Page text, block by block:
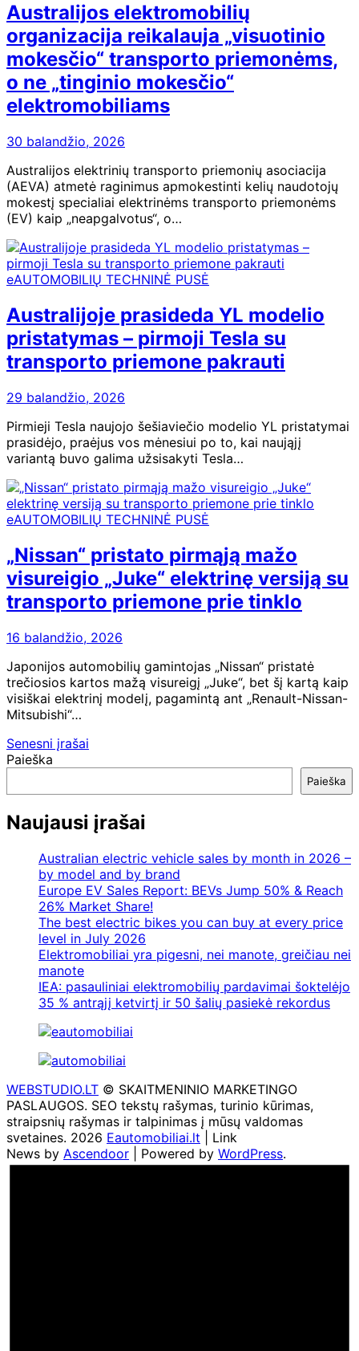
Australijos elektromobilių
organizacija reikalauja „visuotinio
mokesčio“ transporto priemonėms,
o ne „tinginio mokesčio“
elektromobiliams
30 balandžio, 2026
Australijos elektrinių transporto priemonių asociacija
(AEVA) atmetė raginimus apmokestinti kelių naudotojų
mokestį specialiai elektrinėms transporto priemonėms
(EV) kaip „neapgalvotus“, o…
eAUTOMOBILIŲ TECHNINĖ PUSĖ
Australijoje prasideda YL modelio
pristatymas – pirmoji Tesla su
transporto priemone pakrauti
29 balandžio, 2026
Pirmieji Tesla naujojo šešiaviečio modelio YL pristatymai
prasidėjo, praėjus vos mėnesiui po to, kai naująjį
variantą buvo galima užsisakyti Tesla…
eAUTOMOBILIŲ TECHNINĖ PUSĖ
„Nissan“ pristato pirmąją mažo
visureigio „Juke“ elektrinę versiją su
transporto priemone prie tinklo
16 balandžio, 2026
Japonijos automobilių gamintojas „Nissan“ pristatė
trečiosios kartos mažą visureigį „Juke“, bet šį kartą kaip
visiškai elektrinį modelį, pagamintą ant „Renault-Nissan-
Mitsubishi“…
Navigacija
tarp
įrašų
Senesni įrašai
Paieška
Paieška
Naujausi įrašai
Australian electric vehicle sales by month in 2026 –
by model and by brand
Europe EV Sales Report: BEVs Jump 50% & Reach
26% Market Share!
The best electric bikes you can buy at every price
level in July 2026
Elektromobiliai yra pigesni, nei manote, greičiau nei
manote
IEA: pasauliniai elektromobilių pardavimai šoktelėjo
35 % antrąjį ketvirtį ir 50 šalių pasiekė rekordus
WEBSTUDIO.LT © SKAITMENINIO MARKETINGO
PASLAUGOS. SEO tekstų rašymas, turinio kūrimas,
straipsnių rašymas ir talpinimas į mūsų valdomas
svetaines. 2026 Eautomobiliai.lt | Link
News by Ascendoor | Powered by WordPress.